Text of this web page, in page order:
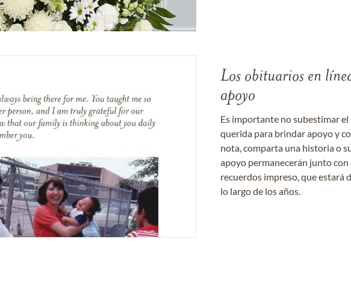
Los obituarios en
apoyo
Es importante no subestimar
querida para brindar apoyo y
nota, comparta una historia o
apoyo permanecerán junto
recuerdos impreso, que estará
lo largo de los años.